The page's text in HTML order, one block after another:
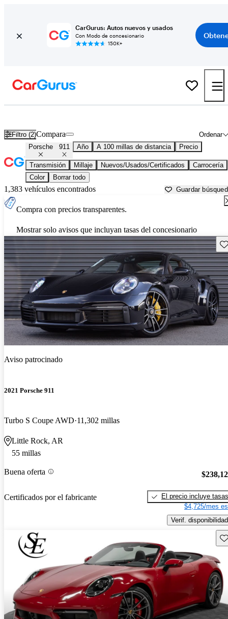
CarGurus: Autos nuevos y usados
Con Modo de concesionario
150K+
Filtro (2) Ordenar
Compara
Porsche 911 Año A 100 millas de distancia Precio
Transmisión Millaje Nuevos/Usados/Certificados
Carrocería
Color
Borrar todo
1,383 vehículos encontrados Guardar
Compra con precios transparentes.
Mostrar solo avisos que incluyan tasas del concesionario
Aviso patrocinado
2021 Porsche 911
Turbo S Coupe AWD 11,302 millas
Little Rock, AR
55 millas
Buena oferta
Certificados por el fabricante
El precio incluye tasas
$4,725/mes
Verif. disponibilidad